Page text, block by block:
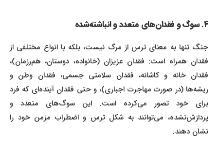
جنگ تنها به معنای ترس از مرگ نیست، بلکه با انواع مختلفی از
فقدان همراه است: فقدان عزیزان (خانواده، دوستان، هم‌رزمان)،
فقدان خانه و کاشانه، فقدان سلامتی جسمی، فقدان وطن و
ریشه‌ها (در صورت مهاجرت اجباری)، و حتی فقدان آینده‌ای که فرد
برای خود تصور می‌کرده است. این سوگ‌های متعدد و
پردازش‌نشده، می‌توانند به شکل ترس و اضطراب مزمن خود را
نشان دهند.